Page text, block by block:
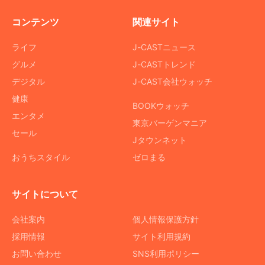
コンテンツ
ライフ
グルメ
デジタル
健康
エンタメ
セール
おうちスタイル
関連サイト
J-CASTニュース
J-CASTトレンド
J-CAST会社ウォッチ
BOOKウォッチ
東京バーゲンマニア
Jタウンネット
ゼロまる
サイトについて
会社案内
採用情報
お問い合わせ
個人情報保護方針
サイト利用規約
SNS利用ポリシー